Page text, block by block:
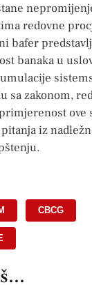
redovne
bafer
banaka u
sa zakonom,
ove
iz
CBCG